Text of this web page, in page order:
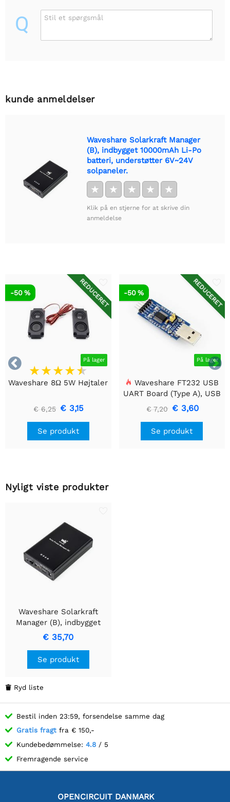
Q Stil et spørgsmål
kunde anmeldelser
Waveshare Solarkraft Manager
(B), indbygget 10000mAh Li-Po
batteri, understøtter 6V~24V
solpaneler.
★ ★ ★ ★ ★
Klik på en stjerne for at skrive din
anmeldelse


REDUCERET
På lager
-50 %
Waveshare 8Ω 5W Højtaler
€ 6,25 € 3,15
Se produkt
REDUCERET
På lager
-50 %
Waveshare FT232 USB
UART Board (Type A), USB
til TTL (UART)
kommunikationsmodul
€ 7,20 € 3,60
Se produkt
Nyligt viste produkter
Waveshare Solarkraft
Manager (B), indbygget
10000mAh Li-Po batteri,
understøtter 6V~24V
solpaneler.
€ 35,70
Se produkt
 Ryd liste
Bestil inden 23:59, forsendelse samme dag
Gratis fragt fra € 150,-
Kundebedømmelse: 4.8 / 5
Fremragende service
OPENCIRCUIT DANMARK